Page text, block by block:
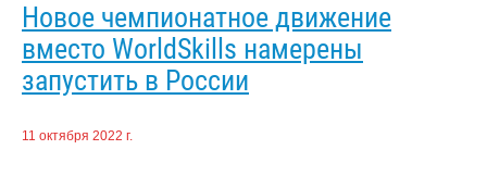
Новое чемпионатное движение
вместо WorldSkills намерены
запустить в России
11 октября 2022 г.